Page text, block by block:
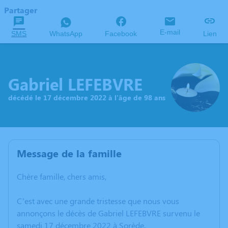
Partager
SMS WhatsApp Facebook E-mail Lien
Gabriel LEFEBVRE
décédé le 17 décembre 2022 à l'âge de 98 ans
Message de la famille
Chère famille, chers amis,
C’est avec une grande tristesse que nous vous
annonçons le décès de Gabriel LEFEBVRE survenu le
samedi 17 décembre 2022 à Sorède.